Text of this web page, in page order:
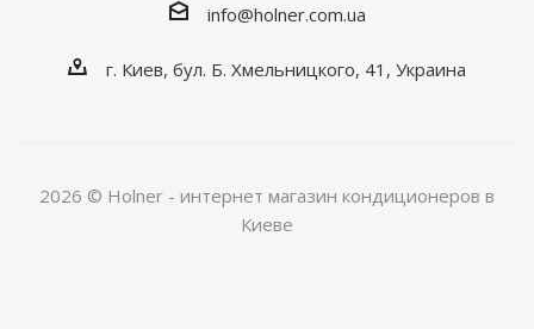
info@holner.com.ua
г. Киев, бул. Б. Хмельницкого, 41, Украина
2026 © Holner - интернет магазин кондиционеров в
Киеве